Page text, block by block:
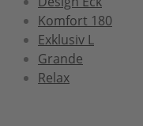
Komfort 180
Exklusiv L
Grande
Relax